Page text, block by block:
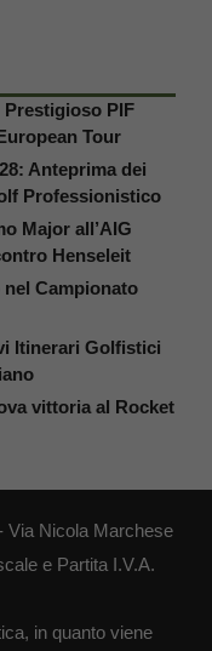
PIF
Tour
Anteprima dei
Professionistico
Major all’AIG
Henseleit
Campionato
Itinerari Golfistici
vittoria al Rocket
Via Nicola Marchese
e Partita I.V.A.
in quanto viene